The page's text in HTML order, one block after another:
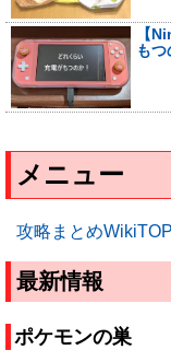
【
もつ
メニュー
攻略まとめWikiTOP
最新情報
ポケモンの巣